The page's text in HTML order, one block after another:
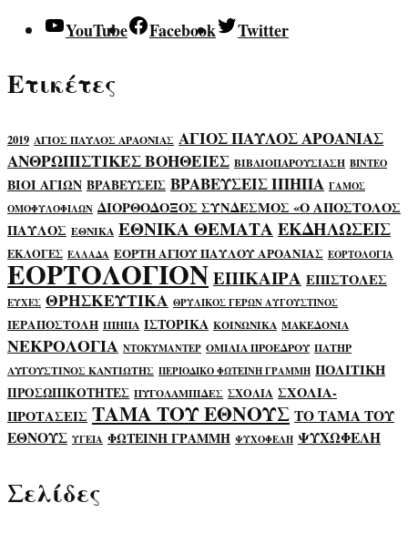
YouTube Facebook Twitter
Ετικέτες
2019 ΑΓΙΟΣ ΠΑΥΛΟΣ ΑΡΑΟΝΙΑΣ ΑΓΙΟΣ ΠΑΥΛΟΣ ΑΡΟΑΝΙΑΣ
ΑΝΘΡΩΠΙΣΤΙΚΕΣ ΒΟΗΘΕΙΕΣ ΒΙΒΛΙΟΠΑΡΟΥΣΙΑΣΗ ΒΙΝΤΕΟ
ΒΙΟΙ ΑΓΙΩΝ ΒΡΑΒΕΥΣΕΙΣ ΒΡΑΒΕΥΣΕΙΣ ΙΠΗΠΑ ΓΑΜΟΣ
ΟΜΟΦΥΛΟΦΙΛΩΝ ΔΙΟΡΘΟΔΟΞΟΣ ΣΥΝΔΕΣΜΟΣ «Ο ΑΠΟΣΤΟΛΟΣ
ΠΑΥΛΟΣ ΕΘΝΙΚΑ ΕΘΝΙΚΑ ΘΕΜΑΤΑΕΚΔΗΛΩΣΕΙΣ
ΕΚΛΟΓΕΣ ΕΛΛΑΔΑ ΕΟΡΤΗ ΑΓΙΟΥ ΠΑΥΛΟΥ ΑΡΟΑΝΙΑΣ ΕΟΡΤΟΛΟΓΙΑ
ΕΟΡΤΟΛΟΓΙΟΝΕΠΙΚΑΙΡΑ ΕΠΙΣΤΟΛΕΣ
ΕΥΧΕΣ ΘΡΗΣΚΕΥΤΙΚΑ ΘΡΥΛΙΚΟΣ ΓΕΡΩΝ ΑΥΓΟΥΣΤΙΝΟΣ
ΙΕΡΑΠΟΣΤΟΛΗ ΙΠΗΠΑ ΙΣΤΟΡΙΚΑ ΚΟΙΝΩΝΙΚΑ ΜΑΚΕΔΟΝΙΑ
ΝΕΚΡΟΛΟΓΙΑ ΝΤΟΚΥΜΑΝΤΕΡ ΟΜΙΛΙΑ ΠΡΟΕΔΡΟΥ ΠΑΤΗΡ
ΑΥΓΟΥΣΤΙΝΟΣ ΚΑΝΤΙΩΤΗΣ ΠΕΡΙΟΔΙΚΟ ΦΩΤΕΙΝΗ ΓΡΑΜΜΗ ΠΟΛΙΤΙΚΗ
ΠΡΟΣΩΠΙΚΟΤΗΤΕΣ ΠΥΓΟΛΑΜΠΙΔΕΣ ΣΧΟΛΙΑ ΣΧΟΛΙΑ-
ΠΡΟΤΑΣΕΙΣ ΤΑΜΑ ΤΟΥ ΕΘΝΟΥΣ ΤΟ ΤΑΜΑ ΤΟΥ
ΕΘΝΟΥΣ ΥΓΕΙΑ ΦΩΤΕΙΝΗ ΓΡΑΜΜΗ ΨΥΧΟΦΕΛΗ ΨΥΧΩΦΕΛΗ
Σελίδες